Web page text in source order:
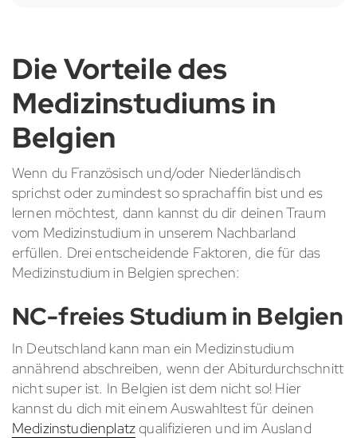
Die Vorteile des
Medizinstudiums in
Belgien
Wenn du Französisch und/oder Niederländisch
sprichst oder zumindest so sprachaffin bist und es
lernen möchtest, dann kannst du dir deinen Traum
vom Medizinstudium in unserem Nachbarland
erfüllen. Drei entscheidende Faktoren, die für das
Medizinstudium in Belgien sprechen:
NC-freies Studium in Belgien
In Deutschland kann man ein Medizinstudium
annährend abschreiben, wenn der Abiturdurchschnitt
nicht super ist. In Belgien ist dem nicht so! Hier
kannst du dich mit einem Auswahltest für deinen
Medizinstudienplatzqualifizieren und im Ausland